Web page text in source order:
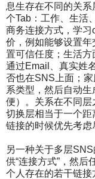
息生存在不同的关
个Tab：工作、生活
商务连接方式，学
价，例如能够设置
置可信任度；生活
通过Email、真实姓
否也在SNS上面；
系类型，然后自动
便）。关系在不同
切换层相当于一个
链接的时候优先考虑
另一种关于多层
供“连接方式”，然后
个人存在的若干链接